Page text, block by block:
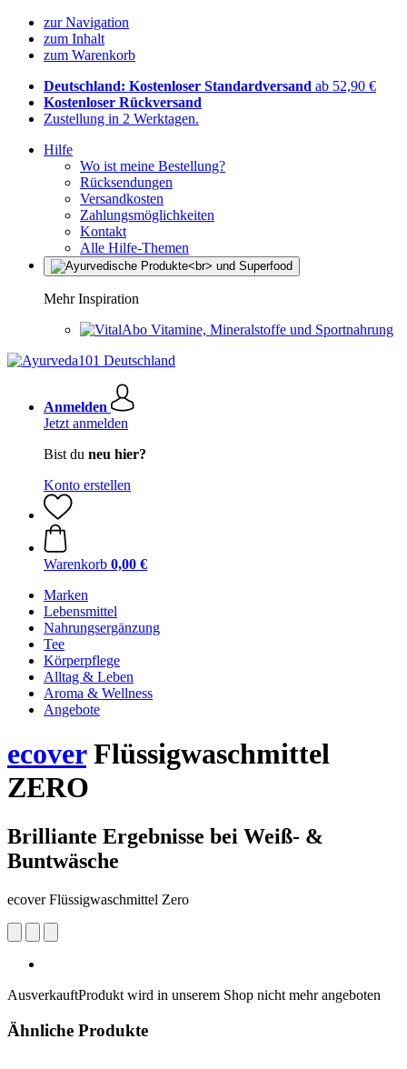
zur Navigation
zum Inhalt
zum Warenkorb
Deutschland: Kostenloser Standardversand ab 52,90 €
Kostenloser Rückversand
Zustellung in 2 Werktagen.
Hilfe
Wo ist meine Bestellung?
Rücksendungen
Versandkosten
Zahlungsmöglichkeiten
Kontakt
Alle Hilfe-Themen
Mehr Inspiration
Vitamine, Mineralstoffe und Sportnahrung
Anmelden
Jetzt anmelden
Bist du neu hier?
Konto erstellen
Warenkorb 0,00 €
Marken
Lebensmittel
Nahrungsergänzung
Tee
Körperpflege
Alltag & Leben
Aroma & Wellness
Angebote
ecoverFlüssigwaschmittel
ZERO
Brilliante Ergebnisse bei Weiß- &
Buntwäsche
ecover Flüssigwaschmittel Zero
AusverkauftProdukt wird in unserem Shop nicht mehr angeboten
Ähnliche Produkte